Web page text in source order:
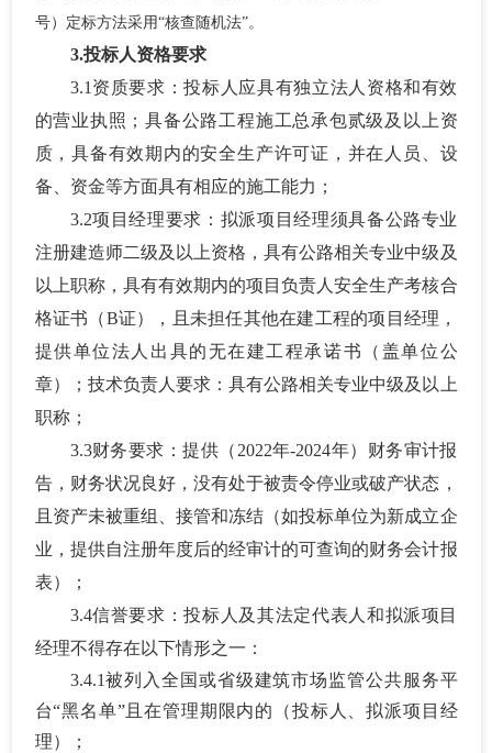
号）定标方法采用“核查随机法”。
3.投标人资格要求
3.1资质要求：投标人应具有独立法人资格和有效
的营业执照；具备公路工程施工总承包贰级及以上资
质，具备有效期内的安全生产许可证，并在人员、设
备、资金等方面具有相应的施工能力；
3.2项目经理要求：拟派项目经理须具备公路专业
注册建造师二级及以上资格，具有公路相关专业中级及
以上职称，具有有效期内的项目负责人安全生产考核合
格证书（B证），且未担任其他在建工程的项目经理，
提供单位法人出具的无在建工程承诺书（盖单位公
章）；技术负责人要求：具有公路相关专业中级及以上
职称；
3.3财务要求：提供（ 2022年-2024年）财务审计报
告，财务状况良好，没有处于被责令停业或破产状态，
且资产未被重组、接管和冻结（如投标单位为新成立企
业，提供自注册年度后的经审计的可查询的财务会计报
表）；
3.4信誉要求：投标人及其法定代表人和拟派项目
经理不得存在以下情形之一：
3.4.1被列入全国或省级建筑市场监管公共服务平
台“黑名单”且在管理期限内的（投标人、拟派项目经
理）；